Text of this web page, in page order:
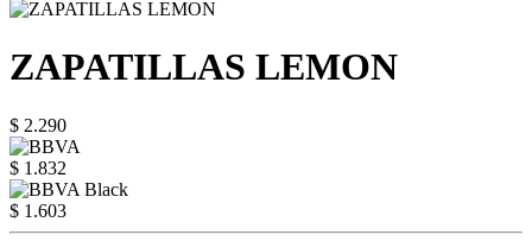
ZAPATILLAS LEMON
$ 2.290
$ 1.832
$ 1.603